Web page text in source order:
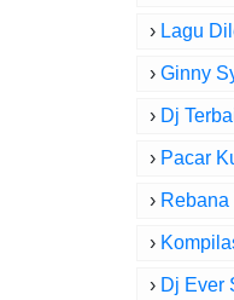
› Lagu
› Ginny
› Dj
› Pacar
›
›
› Dj Ever